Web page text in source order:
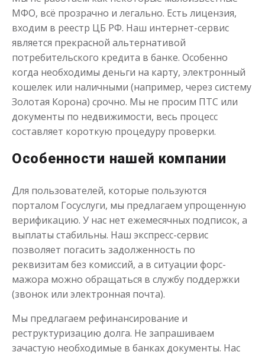
МФО, всё прозрачно и легально. Есть лицензия,
входим в реестр ЦБ РФ. Наш интернет-сервис
является прекрасной альтернативой
потребительского кредита в банке. Особенно
когда необходимы деньги на карту, электронный
кошелек или наличными (например, через систему
Золотая Корона) срочно. Мы не просим ПТС или
документы по недвижимости, весь процесс
составляет короткую процедуру проверки.
Особенности нашей компании
Для пользователей, которые пользуются
порталом Госуслуги, мы предлагаем упрощенную
верификацию. У нас нет ежемесячных подписок, а
выплаты стабильны. Наш экспресс-сервис
позволяет погасить задолженность по
реквизитам без комиссий, а в ситуации форс-
мажора можно обращаться в службу поддержки
(звонок или электронная почта).
Мы предлагаем рефинансирование и
реструктуризацию долга. Не запрашиваем
зачастую необходимые в банках документы. Нас